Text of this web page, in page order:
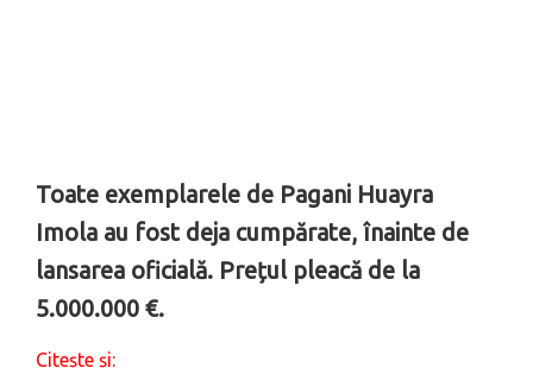
Toate exemplarele de Pagani Huayra
Imola au fost deja cumpărate, înainte de
lansarea oficială. Prețul pleacă de la
5.000.000 €.
Citește și: